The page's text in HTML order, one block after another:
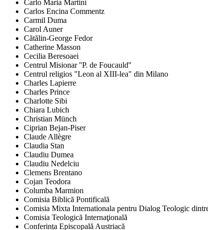
Carlo Maria Martini
Carlos Encina Commentz
Carmil Duma
Carol Auner
Cătălin-George Fedor
Catherine Masson
Cecilia Beresoaei
Centrul Misionar ''P. de Foucauld''
Centrul religios "Leon al XIII-lea" din Milano
Charles Lapierre
Charles Prince
Charlotte Sibi
Chiara Lubich
Christian Münch
Ciprian Bejan-Piser
Claude Allègre
Claudia Stan
Claudiu Dumea
Claudiu Nedelciu
Clemens Brentano
Cojan Teodora
Columba Marmion
Comisia Biblică Pontificală
Comisia Mixta Internationala pentru Dialog Teologic
Comisia Teologică Internaţională
Conferința Episcopală Austriacă